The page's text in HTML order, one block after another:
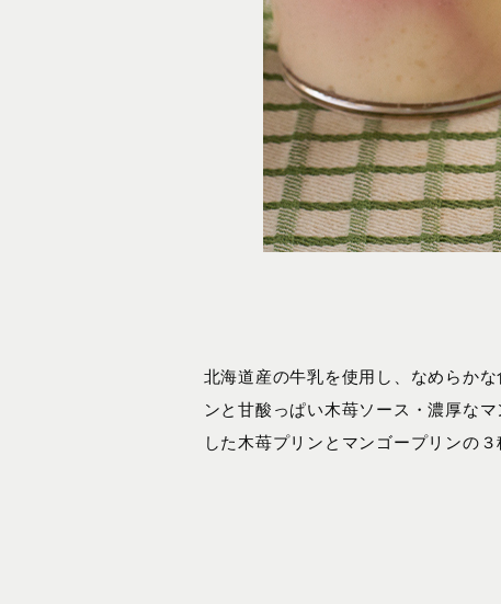
北海道産の牛乳を使用し、なめらか
ンと甘酸っぱい木苺ソース・濃厚な
した木苺プリンとマンゴープリンの３